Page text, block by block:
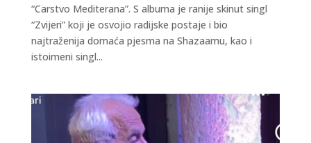
“Carstvo Mediterana”. S albuma je ranije skinut singl
“Zvijeri” koji je osvojio radijske postaje i bio
najtraženija domaća pjesma na Shazaamu, kao i
istoimeni singl...